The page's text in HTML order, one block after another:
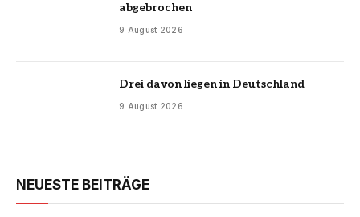
abgebrochen
9 August 2026
Drei davon liegen in Deutschland
9 August 2026
NEUESTE BEITRÄGE